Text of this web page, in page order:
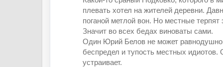
плевать хотел на жителей деревни.
поганой метлой вон. Но местные терпят
Значит во всех бедах виноваты сами.
Один Юрий Белов не может равнодушно
беспредел и тупость местных идиотов.
устраивает.